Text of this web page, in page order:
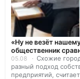
«Ну не везёт
общественник
05.08
Схожие
разный подход
предприятий,